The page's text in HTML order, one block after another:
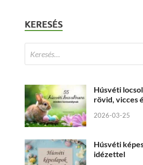
KERESÉS
Húsvéti
rövid, vicces
2026-03-25
Húsvéti
idézettel